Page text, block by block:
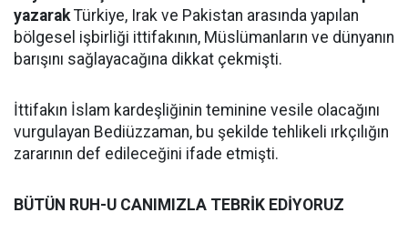
yazarakTürkiye, Irak ve Pakistan arasında yapılan
bölgesel işbirliği ittifakının, Müslümanların ve dünyanın
barışını sağlayacağına dikkat çekmişti.
İttifakın İslam kardeşliğinin teminine vesile olacağını
vurgulayan Bediüzzaman, bu şekilde tehlikeli ırkçılığın
zararının def edileceğini ifade etmişti.
BÜTÜN RUH-U CANIMIZLA TEBRİK EDİYORUZ